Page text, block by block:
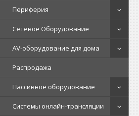
Периферия
Сетевое Оборудование
AV-оборудование для дома
Распродажа
Пассивное оборудование
Системы онлайн-трансляции